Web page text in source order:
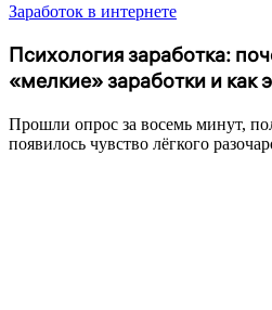
Заработок в интернете
Психология заработка:
«мелкие» заработки и как
Прошли опрос за восемь минут,
появилось чувство лёгкого